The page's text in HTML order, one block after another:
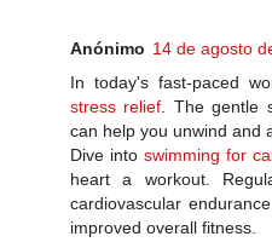
Anónimo 14 de agosto
In today's fast-paced
stress relief . The gentle
can help you unwind and
Dive into swimming for
heart a workout.
cardiovascular
improved overall fitness.